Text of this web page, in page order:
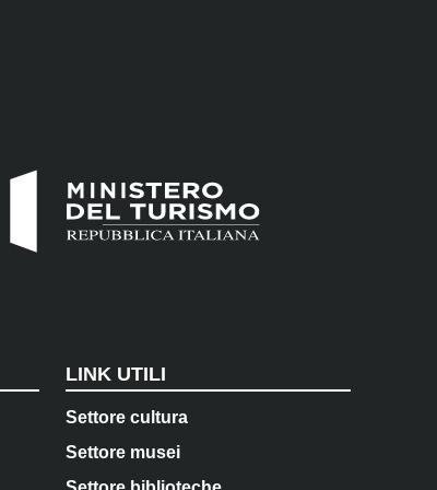
LINK UTILI
Settore cultura
Settore musei